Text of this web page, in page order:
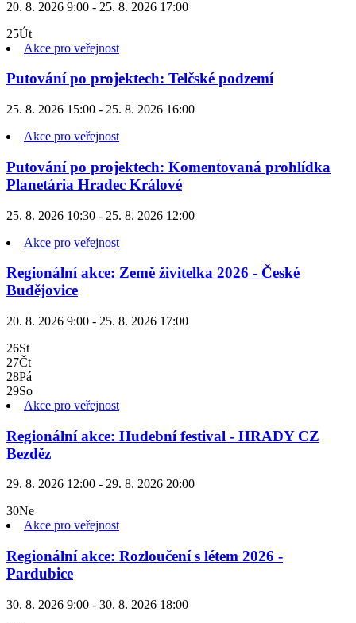
20. 8. 2026 9:00 - 25. 8. 2026 17:00
25Út
Akce pro veřejnost
Putování po projektech: Telčské podzemí
25. 8. 2026 15:00 - 25. 8. 2026 16:00
Akce pro veřejnost
Putování po projektech: Komentovaná prohlídka
Planetária Hradec Králové
25. 8. 2026 10:30 - 25. 8. 2026 12:00
Akce pro veřejnost
Regionální akce: Země živitelka 2026 - České
Budějovice
20. 8. 2026 9:00 - 25. 8. 2026 17:00
26St
27Čt
28Pá
29So
Akce pro veřejnost
Regionální akce: Hudební festival - HRADY CZ
Bezděz
29. 8. 2026 12:00 - 29. 8. 2026 20:00
30Ne
Akce pro veřejnost
Regionální akce: Rozloučení s létem 2026 -
Pardubice
30. 8. 2026 9:00 - 30. 8. 2026 18:00